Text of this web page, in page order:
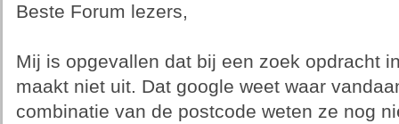
Beste Forum lezers,
Mij is opgevallen dat bij een zoek opdracht
maakt niet uit. Dat google weet waar
combinatie van de postcode weten ze nog